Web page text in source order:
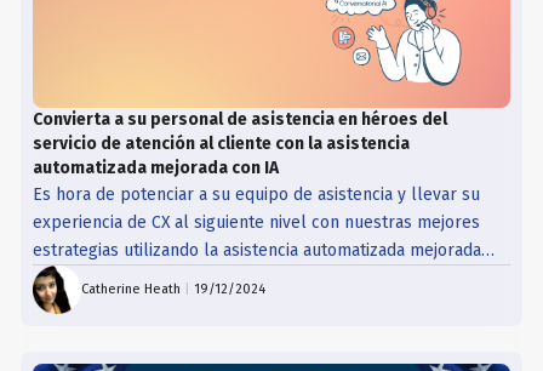
Convierta a su personal de asistencia en héroes del
servicio de atención al cliente con la asistencia
automatizada mejorada con IA
Es hora de potenciar a su equipo de asistencia y llevar su
experiencia de CX al siguiente nivel con nuestras mejores
estrategias utilizando la asistencia automatizada mejorada
por IA.
Catherine Heath |19/12/2024